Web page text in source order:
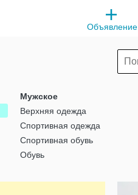
Объявление
Мужское
Верхняя одежда
Спортивная одежда
Спортивная обувь
Обувь